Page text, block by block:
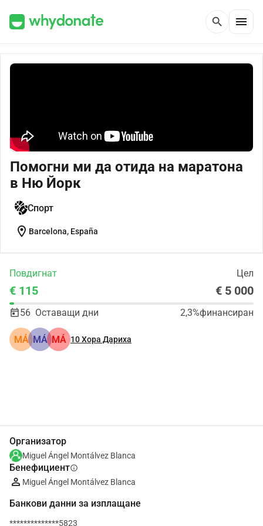
search menu
Помогни ми да отида на маратона
в Ню Йорк
Спорт
location_on Barcelona, España
Повдигнат Цел
€ 115 € 5 000
56 Оставащи дни 2,3%финансиран
MÁ MÁ MÁ 10Хора Дариха
Организатор
Miguel Ángel Montálvez Blanca
Бенефициентinfo
Miguel Ángel Montálvez Blanca
Банкови данни за изплащане
**************5823